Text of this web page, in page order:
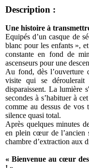
Description :
Une histoire à
Equipés d’un casque de
blanc pour les enfants »,
constante en fond de
ascenseurs pour une
Au fond, dès l’ouverture
visite qui se déroulerait
disparaissent. La lumière
secondes à s’habituer à
comme au dessus de vos
silence quasi total.
Après quelques minutes
en plein cœur de l’ancien
chambre d’extraction aux
« Bienvenue au cœur